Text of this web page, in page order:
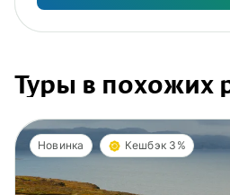
Туры в похожих
Новинка Кешбэк 3%